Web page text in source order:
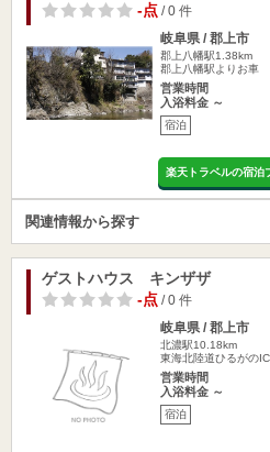
-点/ 0 件
岐阜県 / 郡上市
郡上八幡駅1.38km
郡上八幡駅よりお車
営業時間
入浴料金 ～
宿泊
楽天トラベルの宿泊
関連情報から探す
ゲストハウス キンザザ
-点/ 0 件
岐阜県 / 郡上市
北濃駅10.18km
東海北陸道ひるがの
営業時間
入浴料金 ～
宿泊